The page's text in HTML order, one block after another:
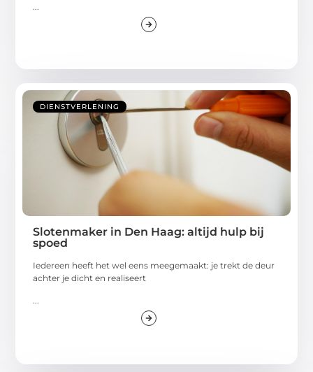
...
DIENSTVERLENING
Slotenmaker in Den Haag: altijd hulp bij
spoed
Iedereen heeft het wel eens meegemaakt: je trekt de deur
achter je dicht en realiseert
...